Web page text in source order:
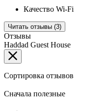
Качество Wi-Fi
Читать отзывы (3)
Отзывы
Haddad Guest House
Сортировка отзывов
Сначала полезные